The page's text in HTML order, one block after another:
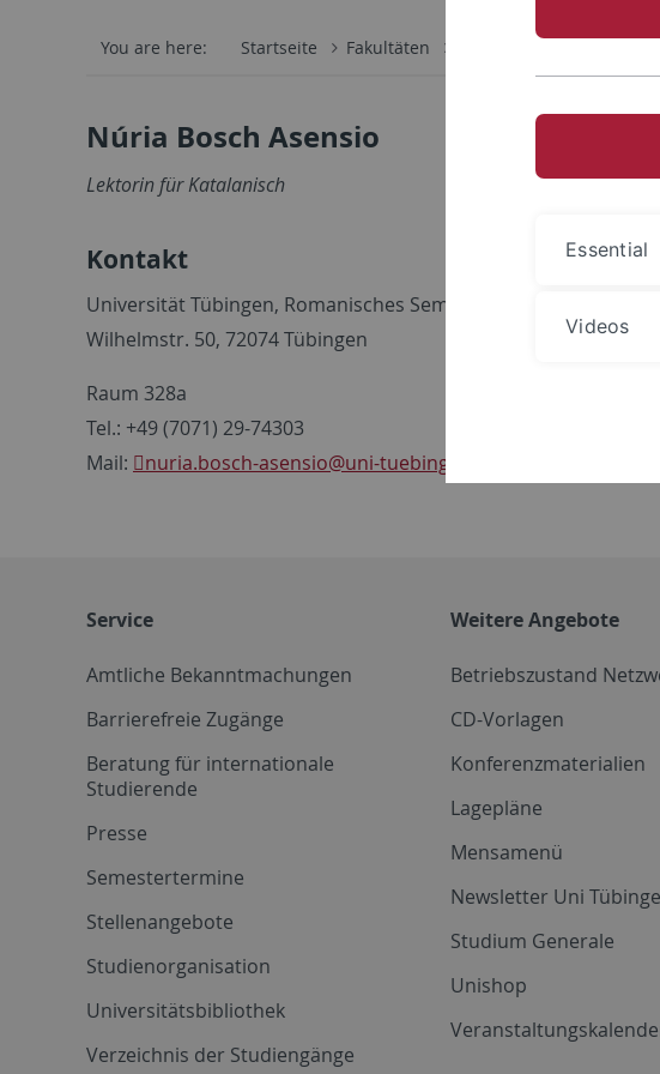
You are here: Startseite Fakultäten
Núria Bosch Asensio
Lektorin für Katalanisch
Kontakt
Universität Tübingen, Romanisches Seminar
Wilhelmstr. 50, 72074 Tübingen
Raum 328a
Tel.: +49 (7071) 29-74303
Mail:
nuria.bosch-asensio@uni-tuebingen.de
Service
Amtliche Bekanntmachungen
Barrierefreie Zugänge
Beratung für internationale
Studierende
Presse
Semestertermine
Stellenangebote
Studienorganisation
Universitätsbibliothek
Verzeichnis der Studiengänge
Weitere Angebote
Betriebszustand
CD-Vorlagen
Konferenzmaterialien
Lagepläne
Mensamenü
Newsletter Uni
Studium Generale
Unishop
Essential
Videos